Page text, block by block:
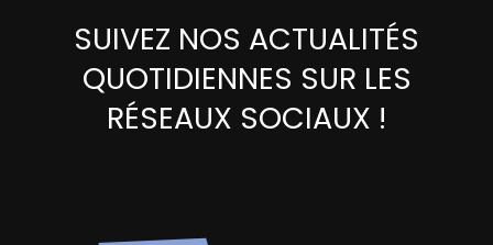
SUIVEZ NOS ACTUALITÉS
QUOTIDIENNES SUR LES
RÉSEAUX SOCIAUX !